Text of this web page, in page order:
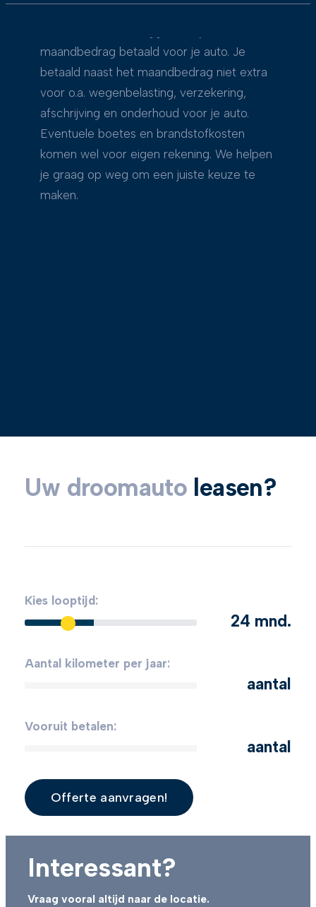
maandbedrag betaald voor je auto. Je
betaald naast het maandbedrag niet extra
voor o.a. wegenbelasting, verzekering,
afschrijving en onderhoud voor je auto.
Eventuele boetes en brandstofkosten
komen wel voor eigen rekening. We helpen
je graag op weg om een juiste keuze te
maken.
Uw droomauto leasen?
Kies looptijd:
24 mnd.
Aantal kilometer per jaar:
aantal
Vooruit betalen:
aantal
Offerte aanvragen!
Interessant?
Vraag vooral altijd naar de locatie.